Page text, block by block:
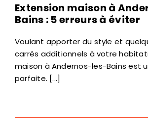
Extension maison à
Bains : 5 erreurs à éviter
Voulant apporter du style et
carrés additionnels à votre
maison à Andernos-les-Bains est
parfaite. [...]